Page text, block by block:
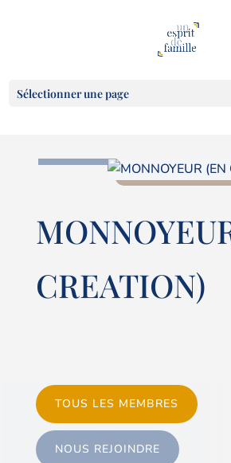
Sélectionner une page
CREATION)
TOUS LES MEMBRES
NOUS REJOINDRE